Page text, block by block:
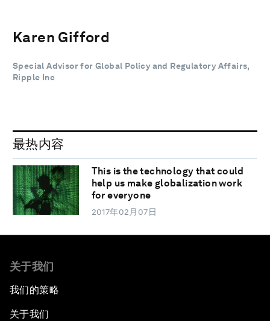
Karen Gifford
Special Advisor for Global Policy and Regulatory Affairs,
Ripple Inc
最热内容
This is the technology that could
help us make globalization work
for everyone
2017年02月07日
关于我们
我们的策略
关于我们